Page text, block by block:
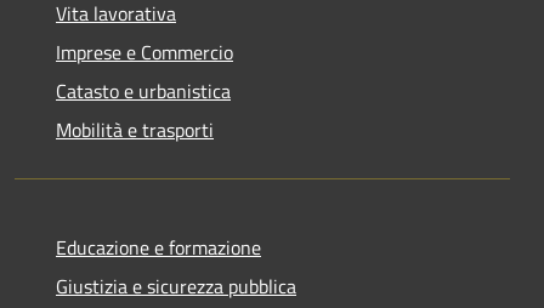
Vita lavorativa
Imprese e Commercio
Catasto e urbanistica
Mobilità e trasporti
Educazione e formazione
Giustizia e sicurezza pubblica